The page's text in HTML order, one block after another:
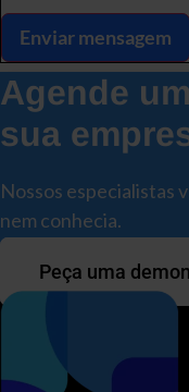
Enviar mensagem
Agende
sua
Nossos especialistas
nem conhecia.
Peça uma